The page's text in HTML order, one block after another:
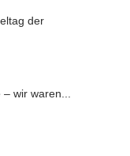
der
wir waren...